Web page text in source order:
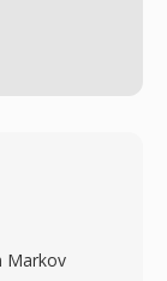
Markov